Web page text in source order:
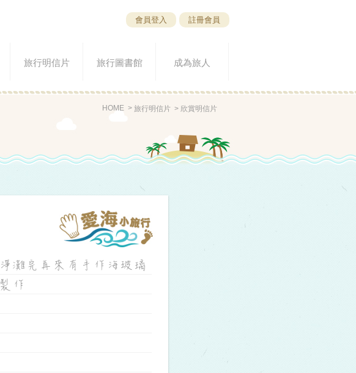
註冊會員
會員登入
旅行明信片 旅行圖書館 成為旅人
HOME 旅行明信片 欣賞明信片
淨灘完再來有手作海玻璃
製作